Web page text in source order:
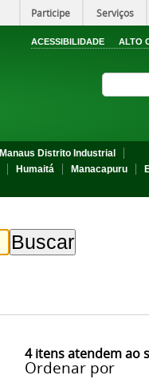
Participe Serviços
ACESSIBILIDADE ALTO
Manaus Distrito Industrial
Humaitá Manacapuru
4itens atendem ao
Ordenar por